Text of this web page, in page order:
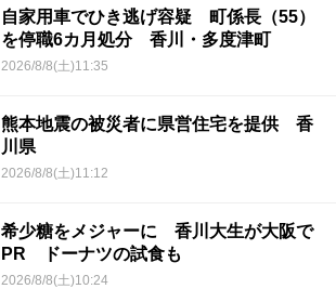
自家用車でひき逃げ容疑 町係長（55）
を停職6カ月処分 香川・多度津町
2026/8/8(土)11:35
熊本地震の被災者に県営住宅を提供 香
川県
2026/8/8(土)11:12
希少糖をメジャーに 香川大生が大阪で
PR ドーナツの試食も
2026/8/8(土)10:24